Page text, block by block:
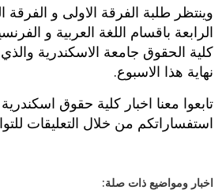
وينتظر طلبة الفرقة الاولى و الفرقة
الرابعة باقسام اللغة العربية و
كلية الحقوق جامعة الاسكندرية
نهاية هذا الاسبوع.
تابعوا معنا اخبار كلية حقوق
استفساراتكم من خلال التعليقات
اخبار ومواضيع ذات صلة: